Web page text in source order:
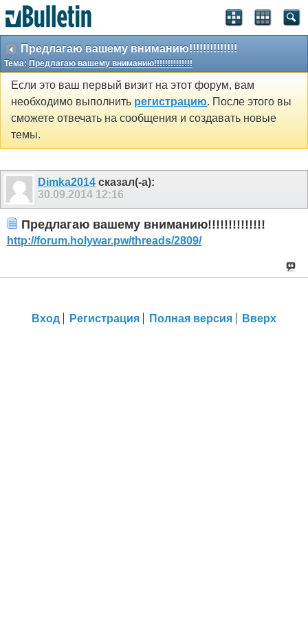
Предлагаю вашему вниманию!!!!!!!!!!!!!!
Тема: Предлагаю вашему вниманию!!!!!!!!!!!!!!
Если это ваш первый визит на этот форум, вам
необходимо выполнить регистрацию. После этого вы
сможете отвечать на сообщения и создавать новые
темы.
Dimka2014 сказал(-а):
30.09.2014 12:16
Предлагаю вашему вниманию!!!!!!!!!!!!!!
http://forum.holywar.pw/threads/2809/
Вход Регистрация Полная версия Вверх